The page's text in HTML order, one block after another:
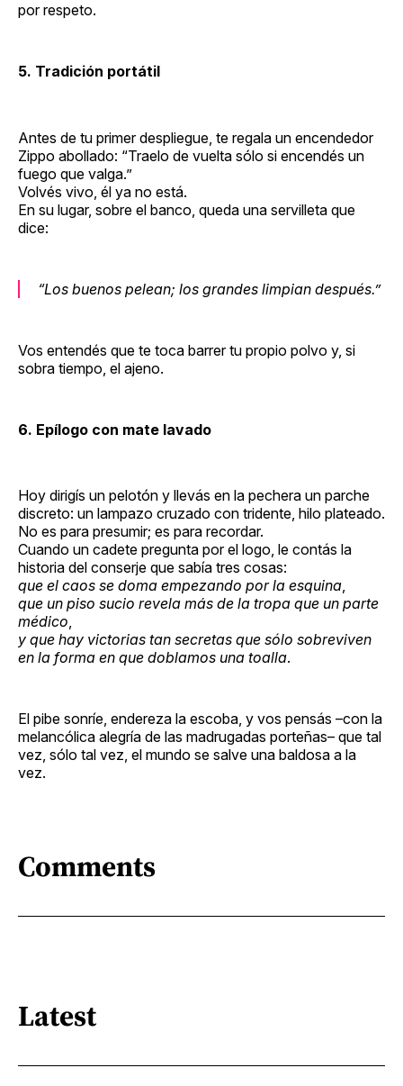
por respeto.
5. Tradición portátil
Antes de tu primer despliegue, te regala un encendedor
Zippo abollado: “Traelo de vuelta sólo si encendés un
fuego que valga.”
Volvés vivo, él ya no está.
En su lugar, sobre el banco, queda una servilleta que
dice:
“Los buenos pelean; los grandes limpian después.”
Vos entendés que te toca barrer tu propio polvo y, si
sobra tiempo, el ajeno.
6. Epílogo con mate lavado
Hoy dirigís un pelotón y llevás en la pechera un parche
discreto: un lampazo cruzado con tridente, hilo plateado.
No es para presumir; es para recordar.
Cuando un cadete pregunta por el logo, le contás la
historia del conserje que sabía tres cosas:
que el caos se doma empezando por la esquina
que un piso sucio revela más de la tropa que un parte
médico
y que hay victorias tan secretas que sólo sobreviven
en la forma en que doblamos una toalla.
El pibe sonríe, endereza la escoba, y vos pensás –con la
melancólica alegría de las madrugadas porteñas– que tal
vez, sólo tal vez, el mundo se salve una baldosa a la
vez.
Comments
Latest